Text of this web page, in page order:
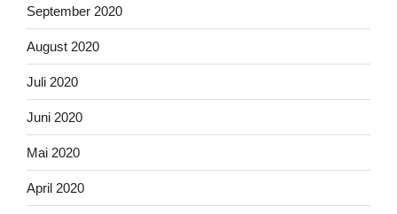
September 2020
August 2020
Juli 2020
Juni 2020
Mai 2020
April 2020